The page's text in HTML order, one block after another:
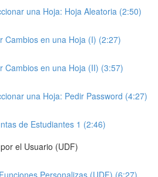
una Hoja: Hoja Aleatoria (2:50)
Cambios en una Hoja (I) (2:27)
Cambios en una Hoja (II) (3:57)
una Hoja: Pedir Password (4:27)
de Estudiantes 1 (2:46)
el Usuario (UDF)
Personalizas (UDF) (6:27)